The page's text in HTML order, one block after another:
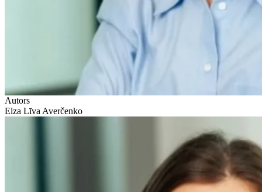
Autors
Elza Līva Averčenko